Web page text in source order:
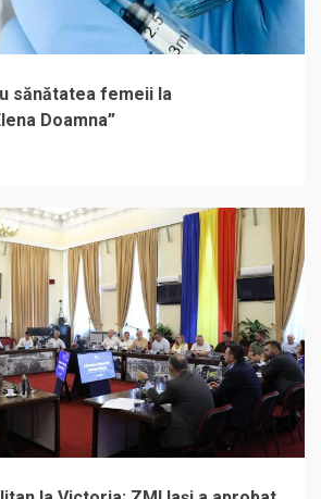
sănătatea femeii la
Doamna”